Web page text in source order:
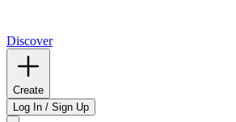
Discover
Create
Log In / Sign Up